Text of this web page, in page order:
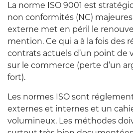
La norme ISO 9001 est
non conformités (NC) majeures
externe met en péril le
mention. Ce qui a à la fois des
contrats actuels d’un point de
sur le commerce (perte d’un
fort).
Les normes ISO sont
externes et internes et un
volumineux. Les méthodes